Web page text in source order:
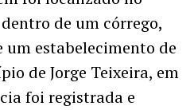
de um córrego,
um estabelecimento de
de Jorge Teixeira, em
foi registrada e